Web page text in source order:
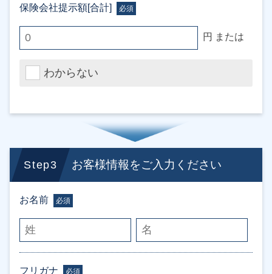
保険会社提示額[合計] 必須
円 または
わからない
Step3 お客様情報をご入力ください
お名前 必須
フリガナ 必須